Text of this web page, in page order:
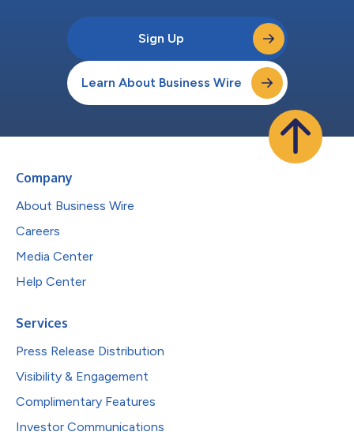
Sign Up
Learn About Business Wire
Company
About Business Wire
Careers
Media Center
Help Center
Services
Press Release Distribution
Visibility & Engagement
Complimentary Features
Investor Communications